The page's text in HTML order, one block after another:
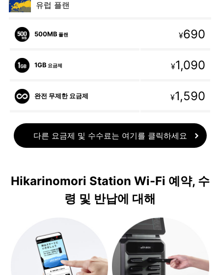
유럽 플랜
500MB 플랜 ¥690
1GB 요금제 ¥1,090
완전 무제한 요금제 ¥1,590
다른 요금제 및 수수료는 여기를 클릭하세요
Hikarinomori Station Wi-Fi 예약, 수
령 및 반납에 대해